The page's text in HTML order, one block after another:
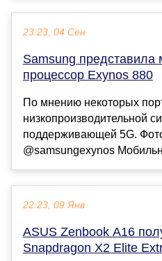
23:23, 04 Сен
Samsung представила
процессор Exynos 880
По мнению некоторых
низкопроизводительной
поддерживающей 5G.
@samsungexynos
22:23, 09 Янв
ASUS Zenbook A16
Snapdragon X2 Elite